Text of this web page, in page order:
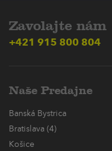
Zavolajte nám
+421 915 800 804
Naše Predajne
Banská Bystrica
Bratislava (4)
Košice